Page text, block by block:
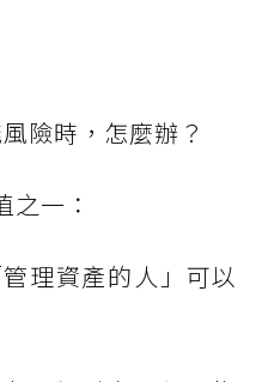
險時，怎麼辦？
一：
理資產的人」可以